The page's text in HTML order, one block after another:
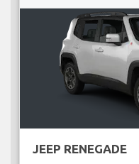
JEEP RENEGADE